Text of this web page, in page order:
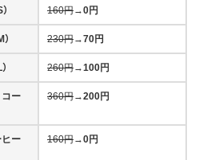
160円→0円
230円→70円
260円→100円
コー
360円→200円
ー
160円→0円